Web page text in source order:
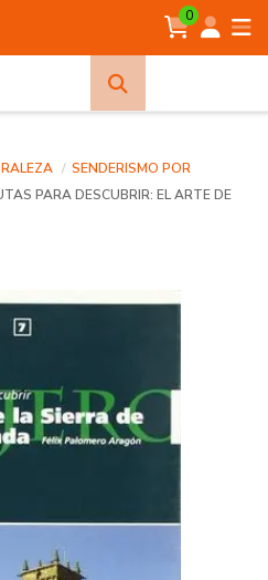
0
SENDERISMO POR
PARA DESCUBRIR: EL ARTE DE